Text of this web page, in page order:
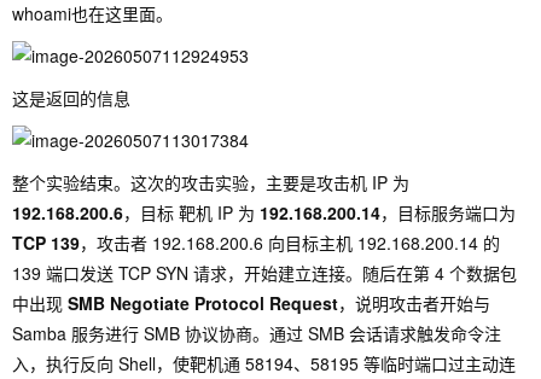
whoami也在这里面。
这是返回的信息
整个实验结束。这次的攻击实验，主要是攻击机 IP 为
192.168.200.6，目标 靶机 IP 为 192.168.200.14，目标服务端口为
TCP 139，攻击者 192.168.200.6 向目标主机 192.168.200.14 的
139 端口发送 TCP SYN 请求，开始建立连接。随后在第 4 个数据包
中出现 SMB Negotiate Protocol Request，说明攻击者开始与
Samba 服务进行 SMB 协议协商。通过 SMB 会话请求触发命令注
入，执行反向 Shell，使靶机通 58194、 58195 等临时端口过主动连